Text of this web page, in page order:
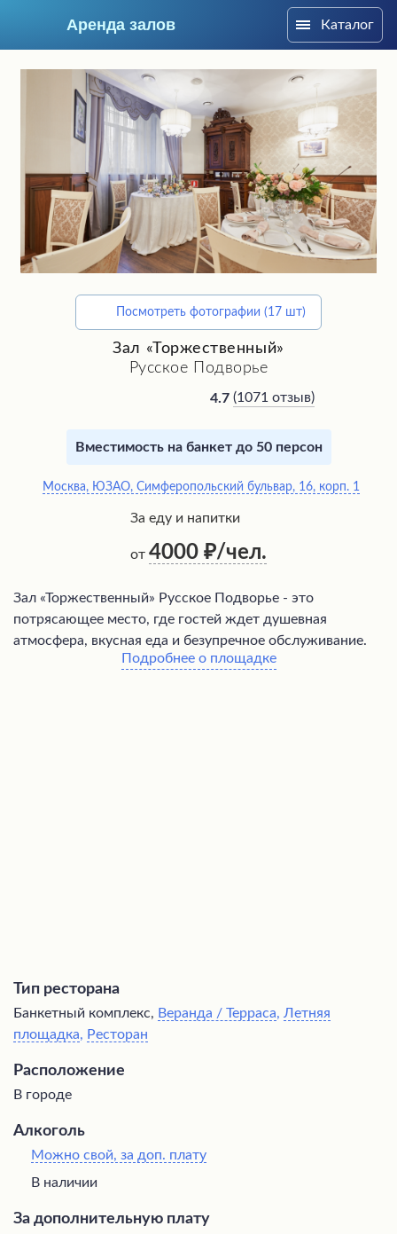
Аренда залов
Подберите мне зал
Каталог
Посмотреть фотографии (17 шт)
Зал «Торжественный»
Русское Подворье
4.7 (1071 отзыв)
Вместимость на банкет до 50 персон
Москва, ЮЗАО, Симферопольский бульвар, 16, корп. 1
За еду и напитки
от 4000 /чел.
Зал «Торжественный» Русское Подворье - это
потрясающее место, где гостей ждет душевная
атмосфера, вкусная еда и безупречное обслуживание.
Интерьер зала создает идеальную обстановку для
Подробнее о площадке
Тип ресторана
Банкетный комплекс, Веранда / Терраса, Летняя
площадка, Ресторан
Расположение
В городе
Алкоголь
Можно свой, за доп. плату
В наличии
За дополнительную плату